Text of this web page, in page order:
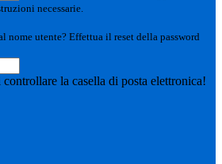
necessarie.
nome utente? Effettua il reset della password
la casella di posta elettronica!